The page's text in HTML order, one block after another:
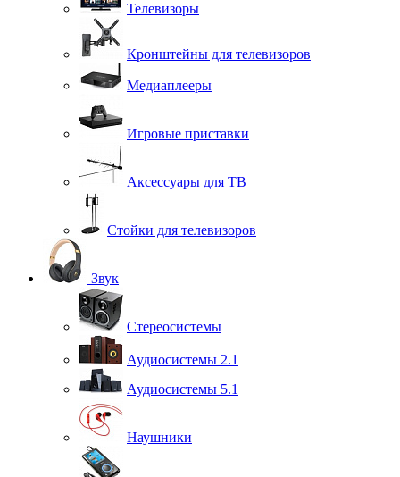
Телевизоры
Кронштейны для телевизоров
Медиаплееры
Игровые приставки
Аксессуары для ТВ
Стойки для телевизоров
Звук
Стереосистемы
Аудиосистемы 2.1
Аудиосистемы 5.1
Наушники